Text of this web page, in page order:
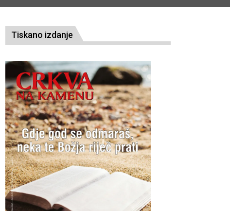
Tiskano izdanje